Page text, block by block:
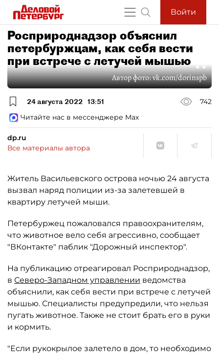
Войти
Росприроднадзор объяснил
петербуржцам, как себя вести
при встрече с летучей мышью
Автор фото:vk.com/dorinspb
24 августа 2022 13:51
742
Читайте нас в мессенджере Max
dp.ru
Все материалы автора
Житель Васильевского острова ночью 24 августа
вызвал наряд полиции из-за залетевшей в
квартиру летучей мыши.
Петербуржец пожаловался правоохранителям,
что животное вело себя агрессивно, сообщает
"ВКонтакте" паблик "Дорожный инспектор".
На публикацию отреагировал Росприроднадзор,
в Северо-Западном управлении ведомства
объяснили, как себя вести при встрече с летучей
мышью. Специалисты предупредили, что нельзя
пугать животное. Также не стоит брать его в руки
и кормить.
"Если рукокрылое залетело в дом, то необходимо